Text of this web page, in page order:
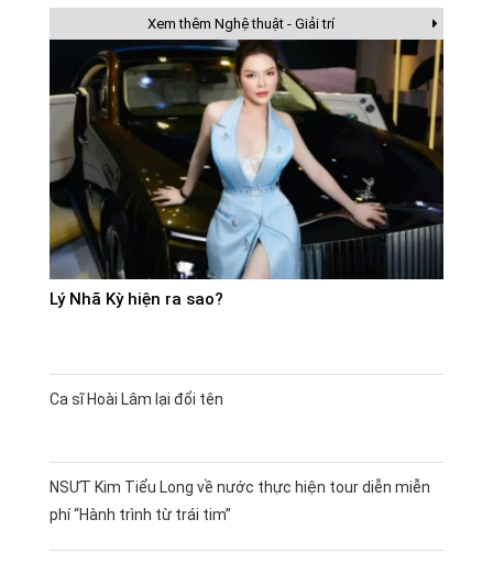
Xem thêm Nghệ thuật - Giải trí
Lý Nhã Kỳ hiện ra sao?
Ca sĩ Hoài Lâm lại đổi tên
NSƯT Kim Tiểu Long về nước thực hiện tour diễn miễn
phí “Hành trình từ trái tim”